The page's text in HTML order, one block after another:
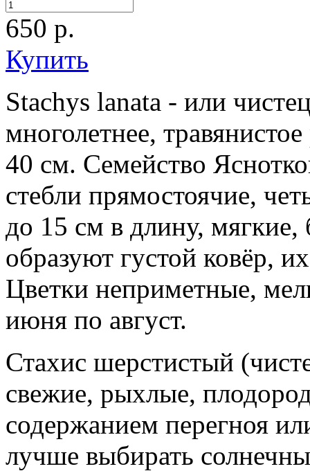
650 р.
Купить
Stachys lanata - или
многолетнее,
40 см. Семейство
стебли прямостоячие,
до 15 см в длину, мягкие,
образуют густой ковёр,
Цветки неприметные,
июня по август.
Стахис шерстистый
свежие, рыхлые,
содержанием перегноя
лучше выбирать